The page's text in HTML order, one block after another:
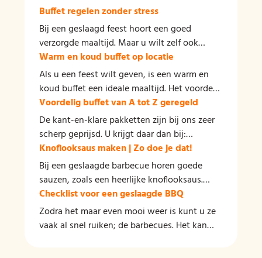
Buffet regelen zonder stress
Bij een geslaagd feest hoort een goed
verzorgde maaltijd. Maar u wilt zelf ook
kunnen genieten van uw feest of partij.
Daarom is een warm buffet aan huis laten
bezorgen een goede uitkomst. Door een
warm buffet te kiezen, kiest u voor gemak,
voordeel en smaak! U en uw gasten kunnen
genieten van een heerlijk verzorgde maaltijd
en u hoeft nergens naar om te kijken!
Warm en koud buffet op locatie
Als u een feest wilt geven, is een warm en
koud buffet een ideale maaltijd. Het voordeel
van een buffet is dat het gemakkelijk op elke
gewenste locatie kan worden geleverd, en u
heeft nergens omkijken naar. Als wij een
buffet leveren, zorgen wij ervoor dat alles op
tijd wordt bezorgd en dat er voldoende
borden en bestek aanwezig zijn. Over de vaat
hoeft u zich ook geen zorgen te maken, want
die doen wij voor u!
Voordelig buffet van A tot Z geregeld
De kant-en-klare pakketten zijn bij ons zeer
scherp geprijsd. U krijgt daar dan bij:
kipkerriesalade, rundvleessalade,
rauwkostsalade en stokbrood met
kruidenboter. Maar dat is nog lang niet alle
voordelen die wij leveren bij een goedkoop
buffet. Wij leveren naast de salades: bami,
nasi, gehaktballetjes in zoetzure saus, kipfilet
in satésaus en gebakken krieltjes. Wij zorgen
Knoflooksaus maken | Zo doe je dat!
Bij een geslaagde barbecue horen goede
sauzen, zoals een heerlijke knoflooksaus.
Vaak wordt het belang van een goede saus
onderschat en dat is jammer, want hier is
veel winst te behalen! Natuurlijk zijn er
Checklist voor een geslaagde BBQ
Zodra het maar even mooi weer is kunt u ze
vaak al snel ruiken; de barbecues. Het kan